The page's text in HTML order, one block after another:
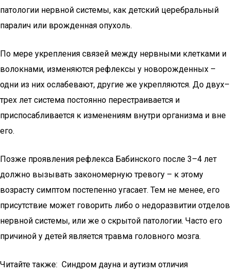
патологии нервной системы, как детский церебральный
паралич или врожденная опухоль.
По мере укрепления связей между нервными клетками и
волокнами, изменяются рефлексы у новорожденных –
одни из них ослабевают, другие же укрепляются. До двух–
трех лет система постоянно перестраивается и
приспосабливается к изменениям внутри организма и вне
его.
Позже проявления рефлекса Бабинского после 3–4 лет
должно вызывать закономерную тревогу – к этому
возрасту симптом постепенно угасает. Тем не менее, его
присутствие может говорить либо о недоразвитии отделов
нервной системы, или же о скрытой патологии. Часто его
причиной у детей является травма головного мозга.
Читайте также: Синдром дауна и аутизм отличия